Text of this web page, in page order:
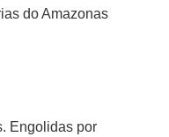
do Amazonas
Engolidas por